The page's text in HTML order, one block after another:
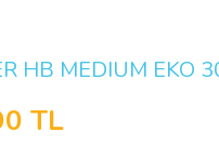
HB MEDIUM EKO
TL